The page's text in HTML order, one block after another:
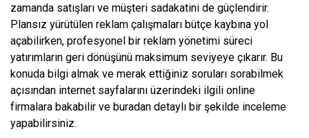
zamanda satışları ve müşteri sadakatini de güçlendirir.
Plansız yürütülen reklam çalışmaları bütçe kaybına yol
açabilirken, profesyonel bir reklam yönetimi süreci
yatırımların geri dönüşünü maksimum seviyeye çıkarır. Bu
konuda bilgi almak ve merak ettiğiniz soruları sorabilmek
açısından internet sayfalarını üzerindeki ilgili online
firmalara bakabilir ve buradan detaylı bir şekilde inceleme
yapabilirsiniz.